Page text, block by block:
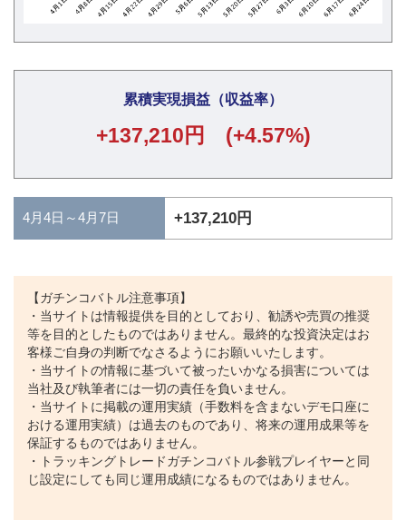
累積実現損益（収益率）
+137,210円 (+4.57%)
4月4日～4月7日 +137,210円
【ガチンコバトル注意事項】
・当サイトは情報提供を目的としており、勧誘や売買の推奨
等を目的としたものではありません。最終的な投資決定はお
客様ご自身の判断でなさるようにお願いいたします。
・当サイトの情報に基づいて被ったいかなる損害については
当社及び執筆者には一切の責任を負いません。
・当サイトに掲載の運用実績（手数料を含まないデモ口座に
おける運用実績）は過去のものであり、将来の運用成果等を
保証するものではありません。
・トラッキングトレードガチンコバトル参戦プレイヤーと同
じ設定にしても同じ運用成績になるものではありません。